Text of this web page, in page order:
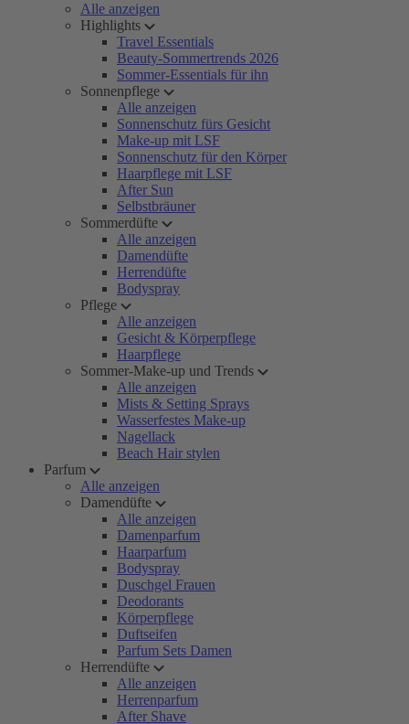
Alle anzeigen
Highlights
Travel Essentials
Beauty-Sommertrends 2026
Sommer-Essentials für ihn
Sonnenpflege
Alle anzeigen
Sonnenschutz fürs Gesicht
Make-up mit LSF
Sonnenschutz für den Körper
Haarpflege mit LSF
After Sun
Selbstbräuner
Sommerdüfte
Alle anzeigen
Damendüfte
Herrendüfte
Bodyspray
Pflege
Alle anzeigen
Gesicht & Körperpflege
Haarpflege
Sommer-Make-up und Trends
Alle anzeigen
Mists & Setting Sprays
Wasserfestes Make-up
Nagellack
Beach Hair stylen
Parfum
Alle anzeigen
Damendüfte
Alle anzeigen
Damenparfum
Haarparfum
Bodyspray
Duschgel Frauen
Deodorants
Körperpflege
Duftseifen
Parfum Sets Damen
Herrendüfte
Alle anzeigen
Herrenparfum
After Shave